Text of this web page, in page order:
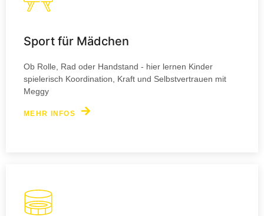
Sport für Mädchen
Ob Rolle, Rad oder Handstand - hier lernen Kinder
spielerisch Koordination, Kraft und Selbstvertrauen mit
Meggy
MEHR INFOS